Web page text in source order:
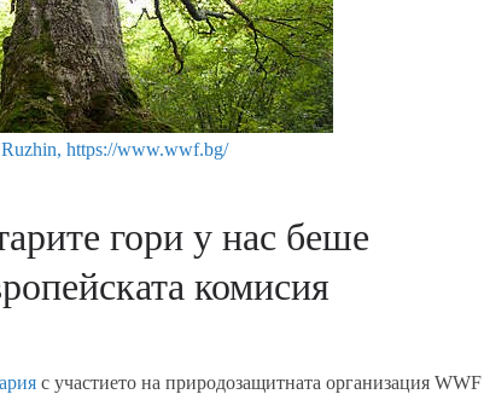
https://www.wwf.bg/
гори у нас беше
комисия
с участието на природозащитната организация WWF